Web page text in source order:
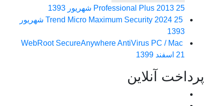
Professional Plus 201325 شهریور 1393
Trend Micro Maximum Security 202425 شهریور
1393
WebRoot SecureAnywhere AntiVirus PC / Mac
21 اسفند 1399
پرداخت آنلاین